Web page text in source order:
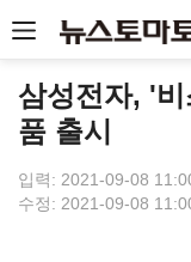
삼성전자, '비
품 출시
입력: 2021-09-08
수정: 2021-09-08